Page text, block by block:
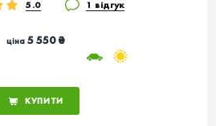
5.0 1 відгук
ціна 5 550 ₴
КУПИТИ